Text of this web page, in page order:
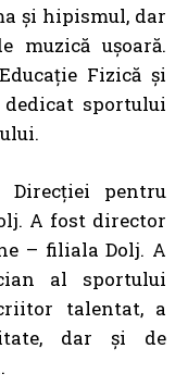
și hipismul, dar
muzică ușoară.
Fizică și
sportului
pentru
A fost director
– filiala Dolj. A
al sportului
talentat, a
dar și de